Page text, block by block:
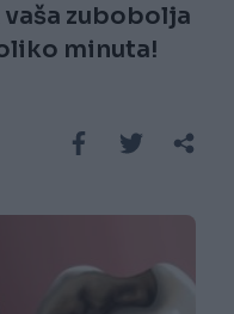
zubobolja
minuta!